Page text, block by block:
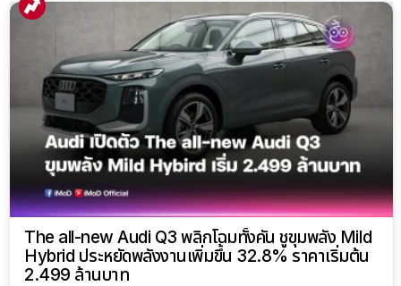
The all-new Audi Q3 พลิกโฉมทั้งคัน ชูขุมพลัง Mild
Hybrid ประหยัดพลังงานเพิ่มขึ้น 32.8% ราคาเริ่มต้น
2.499 ล้านบาท